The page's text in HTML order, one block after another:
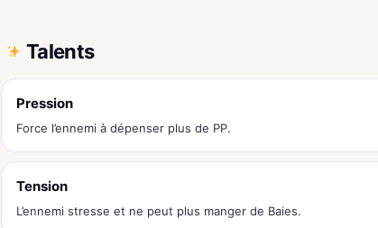
Talents
Pression
Force l’ennemi à dépenser plus de PP.
Tension
L’ennemi stresse et ne peut plus manger de Baies.